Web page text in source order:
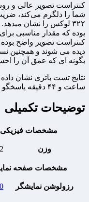
کنتراست تصویر عالی و
شما را دلگرم می‌کند،
بوده که مقدار مناسبی
کنتراست تصویر واضح
دیده می شوند و همچنین
بگونه ای که عمق آن را
ساعت و ۴۴ دقیقه پاسخگو خواهد بود.
توضیحات تکمیلی
مشخصات
وزن
مشخصات صفحه
رزولوشن نمایشگر